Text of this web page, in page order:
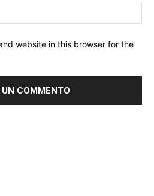
website in this browser for the